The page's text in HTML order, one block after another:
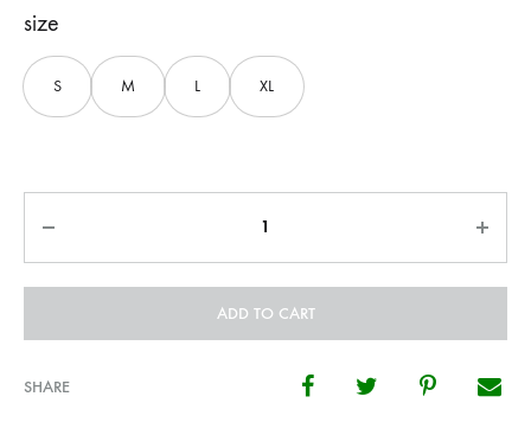
size
S M L XL
ADD TO CART
SHARE